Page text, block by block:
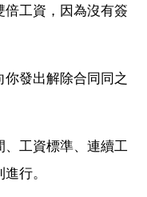
工資，因為沒有簽
發出解除合同同之
工資標準、連續工
行。